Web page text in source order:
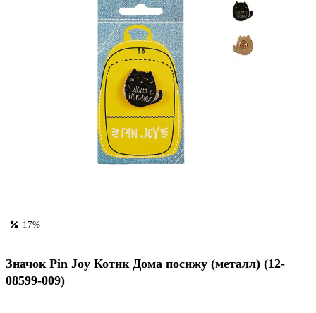
-17%
Значок Pin Joy Котик Дома посижу (металл) (12-
08599-009)